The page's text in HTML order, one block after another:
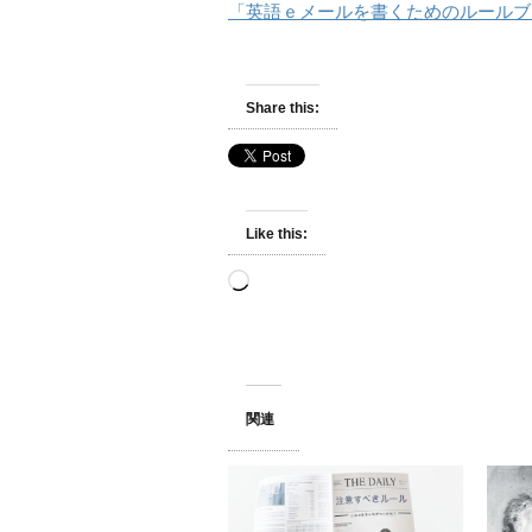
「英語ｅメールを書くためのルール
Share this:
Like this:
Loading…
関連